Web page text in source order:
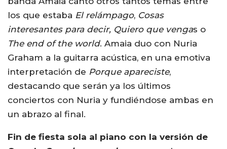
los que estaba El relámpago, Cosas
interesantes para decir, Quiero que vengas o
The end of the world. Amaia duo con Nuria
Graham a la guitarra acústica, en una emotiva
interpretación de Porque apareciste,
destacando que serán ya los últimos
conciertos con Nuria y fundiéndose ambas en
un abrazo al final.
Fin de fiesta sola al piano con la versión de